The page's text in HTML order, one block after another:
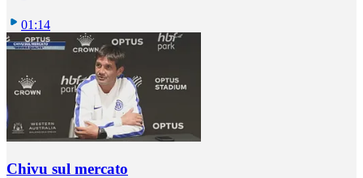
01:14
Chivu sul mercato